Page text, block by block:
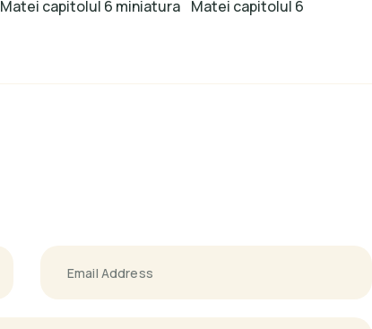
Matei capitolul 6 miniatura Matei capitolul 6